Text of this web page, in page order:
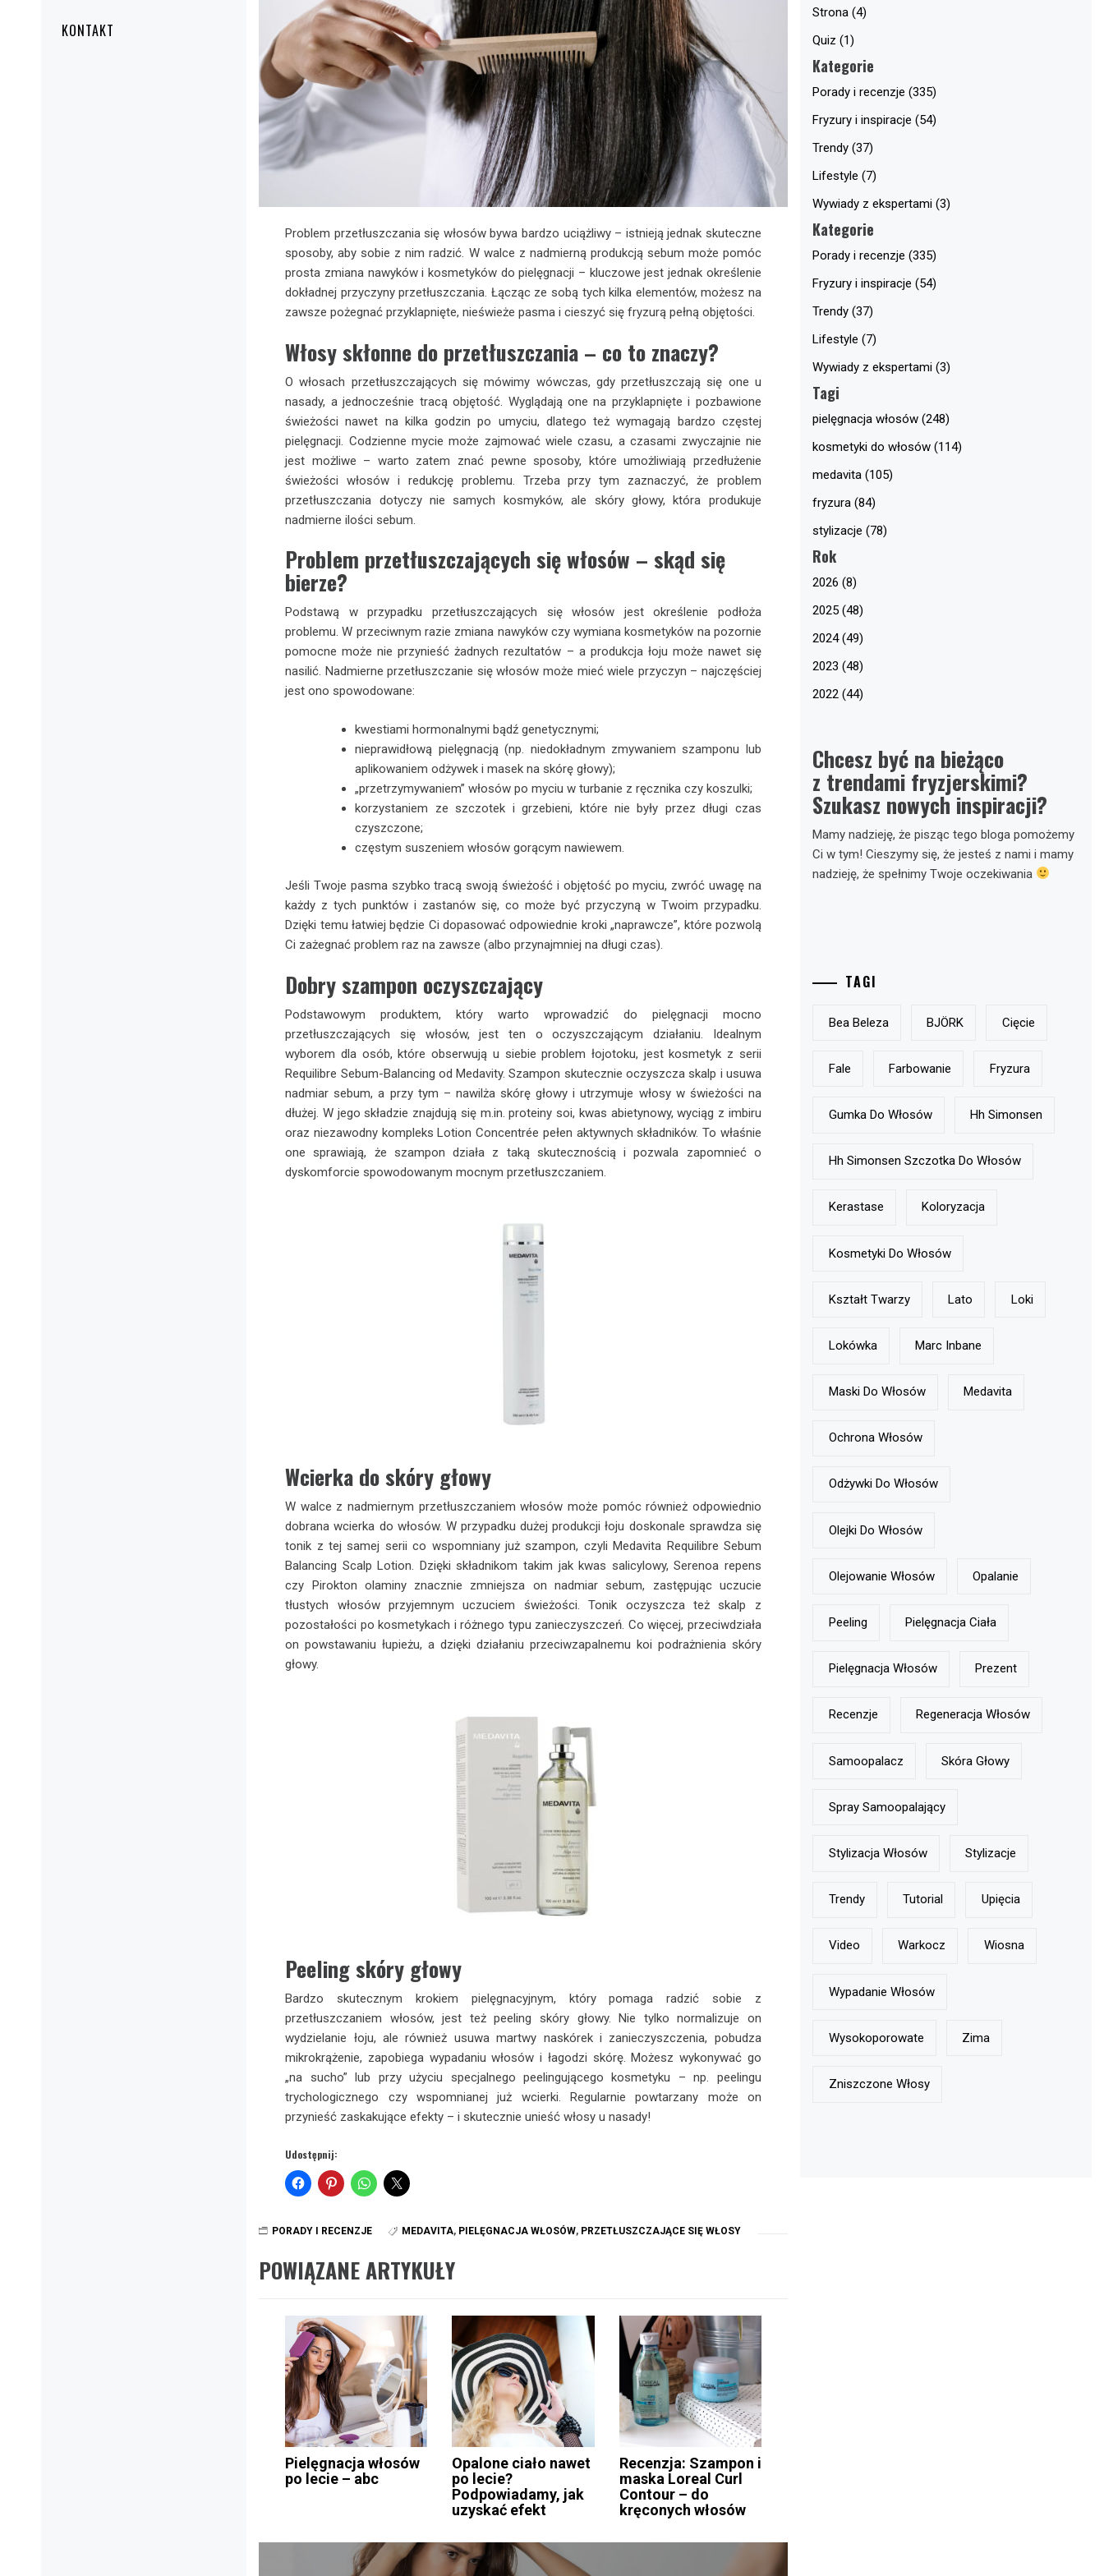
KONTAKT
Problem przetłuszczania się włosów bywa bardzo uciążliwy – istnieją jednak skuteczne
sposoby, aby sobie z nim radzić. W walce z nadmierną produkcją sebum może pomóc
prosta zmiana nawyków i kosmetyków do pielęgnacji – kluczowe jest jednak określenie
dokładnej przyczyny przetłuszczania. Łącząc ze sobą tych kilka elementów, możesz na
zawsze pożegnać przyklapnięte, nieświeże pasma i cieszyć się fryzurą pełną objętości.
Włosy skłonne do przetłuszczania – co to znaczy?
O włosach przetłuszczających się mówimy wówczas, gdy przetłuszczają się one u
nasady, a jednocześnie tracą objętość. Wyglądają one na przyklapnięte i pozbawione
świeżości nawet na kilka godzin po umyciu, dlatego też wymagają bardzo częstej
pielęgnacji. Codzienne mycie może zajmować wiele czasu, a czasami zwyczajnie nie
jest możliwe – warto zatem znać pewne sposoby, które umożliwiają przedłużenie
świeżości włosów i redukcję problemu. Trzeba przy tym zaznaczyć, że problem
przetłuszczania dotyczy nie samych kosmyków, ale skóry głowy, która produkuje
nadmierne ilości sebum.
Problem przetłuszczających się włosów – skąd się
bierze?
Podstawą w przypadku przetłuszczających się włosów jest określenie podłoża
problemu. W przeciwnym razie zmiana nawyków czy wymiana kosmetyków na pozornie
pomocne może nie przynieść żadnych rezultatów – a produkcja łoju może nawet się
nasilić. Nadmierne przetłuszczanie się włosów może mieć wiele przyczyn – najczęściej
jest ono spowodowane:
kwestiami hormonalnymi bądź genetycznymi;
nieprawidłową pielęgnacją (np. niedokładnym zmywaniem szamponu lub
aplikowaniem odżywek i masek na skórę głowy);
„przetrzymywaniem” włosów po myciu w turbanie z ręcznika czy koszulki;
korzystaniem ze szczotek i grzebieni, które nie były przez długi czas
czyszczone;
częstym suszeniem włosów gorącym nawiewem.
Jeśli Twoje pasma szybko tracą swoją świeżość i objętość po myciu, zwróć uwagę na
każdy z tych punktów i zastanów się, co może być przyczyną w Twoim przypadku.
Dzięki temu łatwiej będzie Ci dopasować odpowiednie kroki „naprawcze”, które pozwolą
Ci zażegnać problem raz na zawsze (albo przynajmniej na długi czas).
Dobry szampon oczyszczający
Podstawowym produktem, który warto wprowadzić do pielęgnacji mocno
przetłuszczających się włosów, jest ten o oczyszczającym działaniu. Idealnym
wyborem dla osób, które obserwują u siebie problem łojotoku, jest kosmetyk z serii
Requilibre Sebum-Balancing od Medavity. Szampon skutecznie oczyszcza skalp i usuwa
nadmiar sebum, a przy tym – nawilża skórę głowy i utrzymuje włosy w świeżości na
dłużej. W jego składzie znajdują się m.in. proteiny soi, kwas abietynowy, wyciąg z imbiru
oraz niezawodny kompleks Lotion Concentrée pełen aktywnych składników. To właśnie
one sprawiają, że szampon działa z taką skutecznością i pozwala zapomnieć o
dyskomforcie spowodowanym mocnym przetłuszczaniem.
Wcierka do skóry głowy
W walce z nadmiernym przetłuszczaniem włosów może pomóc również odpowiednio
dobrana wcierka do włosów. W przypadku dużej produkcji łoju doskonale sprawdza się
tonik z tej samej serii co wspomniany już szampon, czyli Medavita Requilibre Sebum
Balancing Scalp Lotion. Dzięki składnikom takim jak kwas salicylowy, Serenoa repens
czy Pirokton olaminy znacznie zmniejsza on nadmiar sebum, zastępując uczucie
tłustych włosów przyjemnym uczuciem świeżości. Tonik oczyszcza też skalp z
pozostałości po kosmetykach i różnego typu zanieczyszczeń. Co więcej, przeciwdziała
on powstawaniu łupieżu, a dzięki działaniu przeciwzapalnemu koi podrażnienia skóry
głowy.
Peeling skóry głowy
Bardzo skutecznym krokiem pielęgnacyjnym, który pomaga radzić sobie z
przetłuszczaniem włosów, jest też peeling skóry głowy. Nie tylko normalizuje on
wydzielanie łoju, ale również usuwa martwy naskórek i zanieczyszczenia, pobudza
mikrokrążenie, zapobiega wypadaniu włosów i łagodzi skórę. Możesz wykonywać go
„na sucho” lub przy użyciu specjalnego peelingującego kosmetyku – np. peelingu
trychologicznego czy wspomnianej już wcierki. Regularnie powtarzany może on
przynieść zaskakujące efekty – i skutecznie unieść włosy u nasady!
Udostępnij:
PORADY I RECENZJE MEDAVITA, PIELĘGNACJA WŁOSÓW, PRZETŁUSZCZAJĄCE SIĘ WŁOSY
POWIĄZANE ARTYKUŁY
Pielęgnacja włosów
po lecie – abc
Opalone ciało nawet
po lecie?
Podpowiadamy, jak
uzyskać efekt
Recenzja: Szampon i
maska Loreal Curl
Contour – do
kręconych włosów
Nawigacja
Strona (4)
Quiz (1)
Kategorie
Porady i recenzje (335)
Fryzury i inspiracje (54)
Trendy (37)
Lifestyle (7)
Wywiady z ekspertami (3)
Kategorie
Porady i recenzje (335)
Fryzury i inspiracje (54)
Trendy (37)
Lifestyle (7)
Wywiady z ekspertami (3)
Tagi
pielęgnacja włosów (248)
kosmetyki do włosów (114)
medavita (105)
fryzura (84)
stylizacje (78)
Rok
2026 (8)
2025 (48)
2024 (49)
2023 (48)
2022 (44)
Chcesz być na bieżąco
z trendami fryzjerskimi?
Szukasz nowych inspiracji?
Mamy nadzieję, że pisząc tego bloga pomożemy
Ci w tym! Cieszymy się, że jesteś z nami i mamy
nadzieję, że spełnimy Twoje oczekiwania
TAGI
Bea Beleza BJÖRK Cięcie
Fale Farbowanie Fryzura
Gumka Do Włosów Hh Simonsen
Hh Simonsen Szczotka Do Włosów
Kerastase Koloryzacja
Kosmetyki Do Włosów
Kształt Twarzy Lato Loki
Lokówka Marc Inbane
Maski Do Włosów Medavita
Ochrona Włosów
Odżywki Do Włosów
Olejki Do Włosów
Olejowanie Włosów Opalanie
Peeling Pielęgnacja Ciała
Pielęgnacja Włosów Prezent
Recenzje Regeneracja Włosów
Samoopalacz Skóra Głowy
Spray Samoopalający
Stylizacja Włosów Stylizacje
Trendy Tutorial Upięcia
Video Warkocz Wiosna
Wypadanie Włosów
Wysokoporowate Zima
Zniszczone Włosy